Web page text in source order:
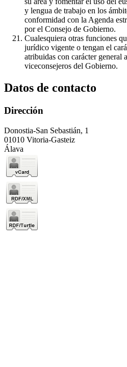
y lengua de trabajo en los
conformidad con la Agenda
por el Consejo de Gobierno.
Cualesquiera otras funciones
jurídico vigente o tengan el
atribuidas con carácter general
viceconsejeros del Gobierno.
Datos de contacto
Dirección
Donostia-San Sebastián, 1
01010 Vitoria-Gasteiz
Álava